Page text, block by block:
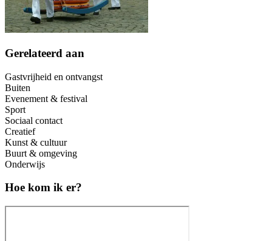
Gerelateerd aan
Gastvrijheid en ontvangst
Buiten
Evenement & festival
Sport
Sociaal contact
Creatief
Kunst & cultuur
Buurt & omgeving
Onderwijs
Hoe kom ik er?